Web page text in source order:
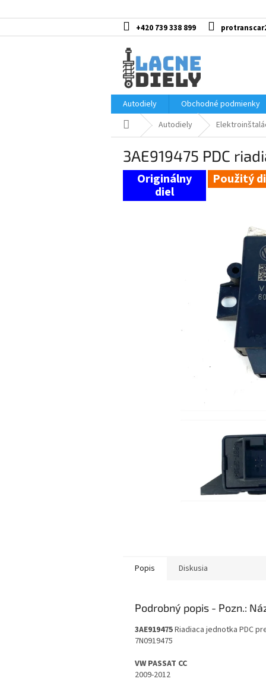
na
+420 739 338 899
Autodiely
Obchodné podmienky
DomovAutodiely
3AE919475 PDC
Použitý
Popis Diskusia
Podrobný popis
3AE919475Riadiaca jednotka PDC
7N0919475
VW PASSAT CC
2009-2012